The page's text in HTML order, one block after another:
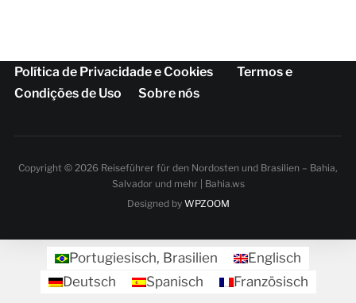
Política de Privacidade e Cookies
Termos e
Condições de Uso
Sobre nós
Copyright © 2026 Reiseführer für den Nordosten und Brasilien – Bahia,
Salvador und mehr | Bahia.ws
Designed by WPZOOM
Portugiesisch, Brasilien
Englisch
Deutsch
Spanisch Französisch